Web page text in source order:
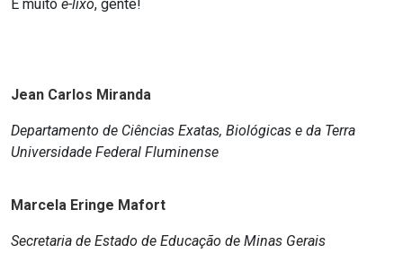
É muito e-lixo, gente!
Jean Carlos Miranda
Departamento de Ciências Exatas, Biológicas e da Terra
Universidade Federal Fluminense
Marcela Eringe Mafort
Secretaria de Estado de Educação de Minas Gerais